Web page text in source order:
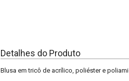
Detalhes do Produto
Blusa em tricô de acrílico, poliéster e